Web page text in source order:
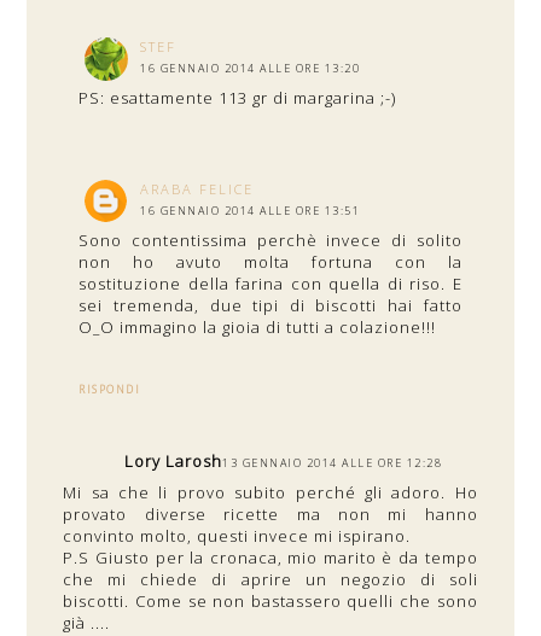
STEF
16 GENNAIO 2014 ALLE ORE 13:20
PS: esattamente 113 gr di margarina ;-)
ARABA FELICE
16 GENNAIO 2014 ALLE ORE 13:51
Sono contentissima perchè invece di solito
non ho avuto molta fortuna con la
sostituzione della farina con quella di riso. E
sei tremenda, due tipi di biscotti hai fatto
O_O immagino la gioia di tutti a colazione!!!
RISPONDI
Lory Larosh13 GENNAIO 2014 ALLE ORE 12:28
Mi sa che li provo subito perché gli adoro. Ho
provato diverse ricette ma non mi hanno
convinto molto, questi invece mi ispirano.
P.S Giusto per la cronaca, mio marito è da tempo
che mi chiede di aprire un negozio di soli
biscotti. Come se non bastassero quelli che sono
già ....